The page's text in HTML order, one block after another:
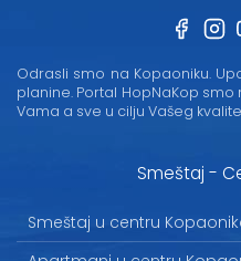
Odrasli smo na Kopaoniku.
planine. Portal HopNaKop
Vama a sve u cilju Vašeg
Smeštaj -
Smeštaj u centru